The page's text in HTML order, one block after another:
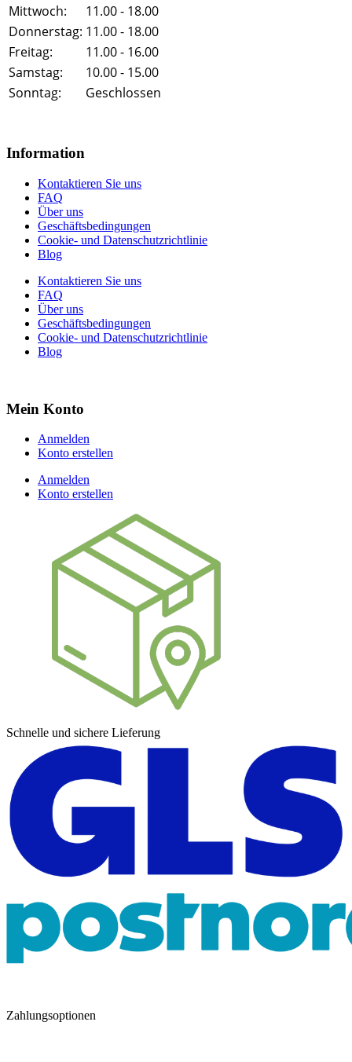
Mittwoch:
11.00 - 18.00
Donnerstag: 11.00 - 18.00
Freitag:
11.00 - 16.00
Samstag:
10.00 - 15.00
Sonntag:
Geschlossen
Information
Kontaktieren Sie uns
FAQ
Über uns
Geschäftsbedingungen
Cookie- und Datenschutzrichtlinie
Blog
Kontaktieren Sie uns
FAQ
Über uns
Geschäftsbedingungen
Cookie- und Datenschutzrichtlinie
Blog
Mein Konto
Anmelden
Konto erstellen
Anmelden
Konto erstellen
Schnelle und sichere Lieferung
Zahlungsoptionen